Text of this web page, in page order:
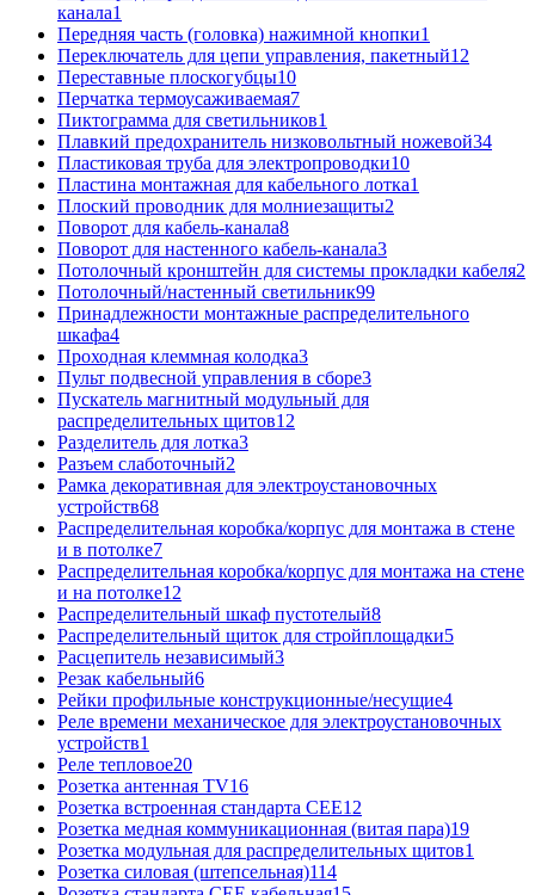
канала1
Передняя часть (головка) нажимной кнопки1
Переключатель для цепи управления, пакетный12
Переставные плоскогубцы10
Перчатка термоусаживаемая7
Пиктограмма для светильников1
Плавкий предохранитель низковольтный ножевой34
Пластиковая труба для электропроводки10
Пластина монтажная для кабельного лотка1
Плоский проводник для молниезащиты2
Поворот для кабель-канала8
Поворот для настенного кабель-канала3
Потолочный кронштейн для системы прокладки кабеля2
Потолочный/настенный светильник99
Принадлежности монтажные распределительного
шкафа4
Проходная клеммная колодка3
Пульт подвесной управления в сборе3
Пускатель магнитный модульный для
распределительных щитов12
Разделитель для лотка3
Разъем слаботочный2
Рамка декоративная для электроустановочных
устройств68
Распределительная коробка/корпус для монтажа в стене
и в потолке7
Распределительная коробка/корпус для монтажа на стене
и на потолке12
Распределительный шкаф пустотелый8
Распределительный щиток для стройплощадки5
Расцепитель независимый3
Резак кабельный6
Рейки профильные конструкционные/несущие4
Реле времени механическое для электроустановочных
устройств1
Реле тепловое20
Розетка антенная TV16
Розетка встроенная стандарта CEE12
Розетка медная коммуникационная (витая пара)19
Розетка модульная для распределительных щитов1
Розетка силовая (штепсельная)114